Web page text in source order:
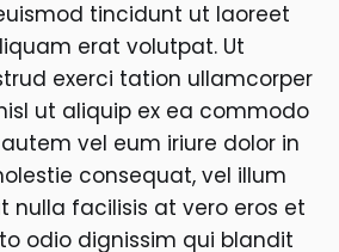
tincidunt ut laoreet
erat volutpat. Ut
exerci tation ullamcorper
ut aliquip ex ea commodo
vel eum iriure dolor in
consequat, vel illum
nulla facilisis at vero eros et
odio dignissim qui blandit